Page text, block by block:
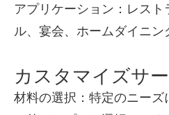
アプリケーション：レス
ル、宴会、ホームダイニン
カスタマイズサ
材料の選択：特定のニー